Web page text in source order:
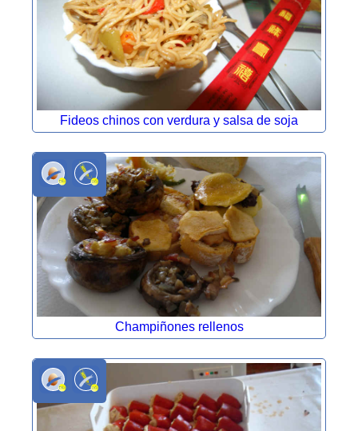
Fideos chinos con verdura y salsa de soja
Champiñones rellenos